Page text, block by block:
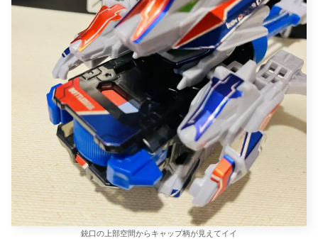
銃口の上部空間からキャップ柄が見えてイイ